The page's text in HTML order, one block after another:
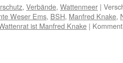
, Verbände, Wattenmeer |
Weser Ems, BSH, Manfred Knake,
ist Manfred Knake |